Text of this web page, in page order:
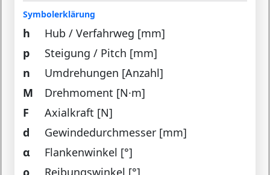
Symbolerklärung
h
Hub / Verfahrweg [mm]
p
Steigung / Pitch [mm]
n
Umdrehungen [Anzahl]
M
Drehmoment [N·m]
F
Axialkraft [N]
d
Gewindedurchmesser [mm]
α
Flankenwinkel [°]